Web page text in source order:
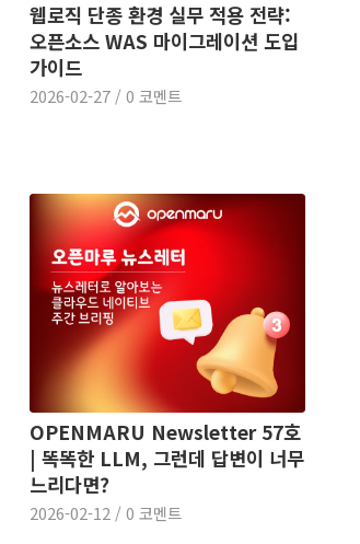
웹로직 단종 환경 실무 적용 전략:
오픈소스 WAS 마이그레이션 도입
가이드
2026-02-27 / 0 코멘트
OPENMARU Newsletter 57호
| 똑똑한 LLM, 그런데 답변이 너무
느리다면?
2026-02-12 / 0 코멘트